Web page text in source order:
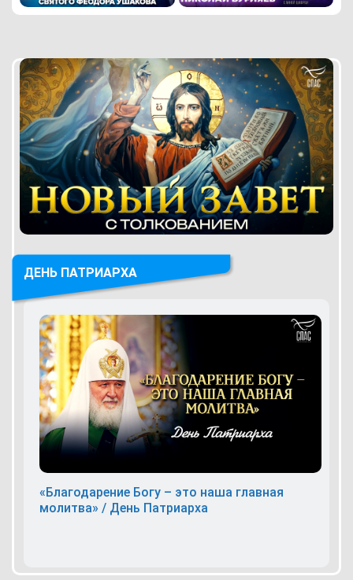
ДЕНЬ ПАТРИАРХА
«Благодарение Богу – это наша главная
молитва» / День Патриарха